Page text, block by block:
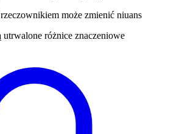
może zmienić niuans
różnice znaczeniowe